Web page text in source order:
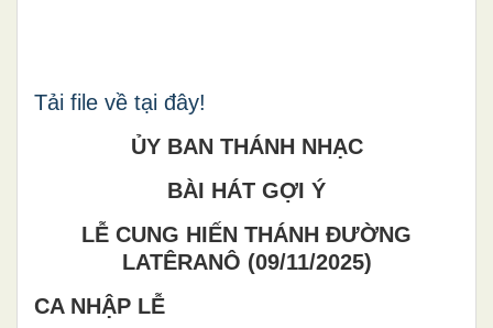
Tải file về tại đây!
ỦY BAN THÁNH NHẠC
BÀI HÁT GỢI Ý
LỄ CUNG HIẾN THÁNH ĐƯỜNG
LATÊRANÔ (09/11/2025)
CA NHẬP LỄ